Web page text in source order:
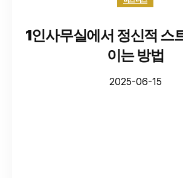
1인사무실에서 정신적 스
이는 방법
2025-06-15